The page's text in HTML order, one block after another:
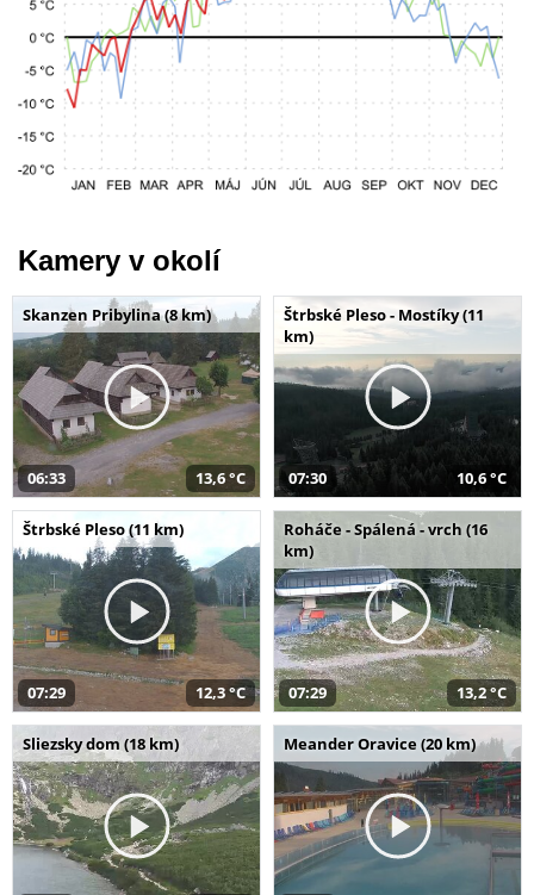
Kamery v okolí
Skanzen Pribylina (8 km)
06:33 13,6 °C
Štrbské Pleso - Mostíky (11
km)
07:30 10,6 °C
Štrbské Pleso (11 km)
07:29 12,3 °C
Roháče - Spálená - vrch (16
km)
07:29 13,2 °C
Sliezsky dom (18 km) Meander Oravice (20 km)